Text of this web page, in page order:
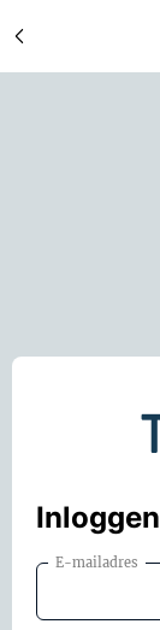
Inloggen
E-mailadres